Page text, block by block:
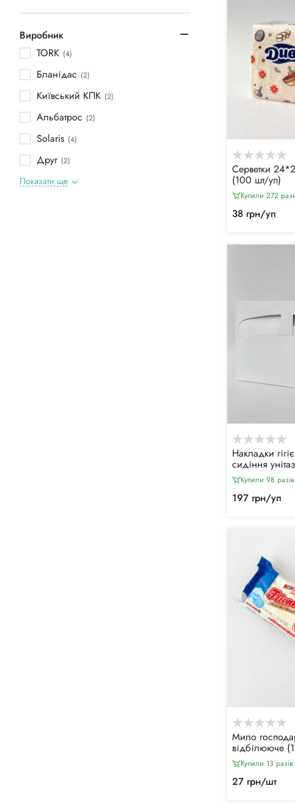
Виробник
TORK (4)
Бланідас (2)
Київський КПК (2)
Альбатрос (2)
Solaris (4)
Друг (2)
Показати ще
Серветки
(100 шт/уп)
Купили 272
38 грн/уп
Накладки
сидіння
складка
Купили 98 разiв
197 грн/уп
Мило
відбілююче
Купили 13 разiв
27 грн/шт